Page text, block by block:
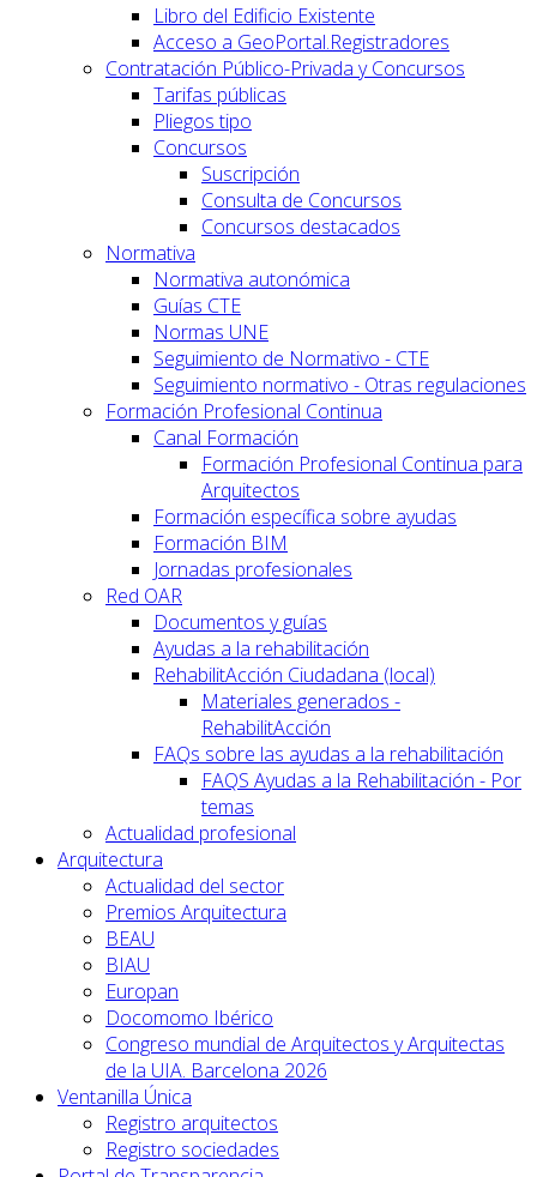
Libro del Edificio Existente
Acceso a GeoPortal.Registradores
Contratación Público-Privada y Concursos
Tarifas públicas
Pliegos tipo
Concursos
Suscripción
Consulta de Concursos
Concursos destacados
Normativa
Normativa autonómica
Guías CTE
Normas UNE
Seguimiento de Normativo - CTE
Seguimiento normativo - Otras regulaciones
Formación Profesional Continua
Canal Formación
Formación Profesional Continua para
Arquitectos
Formación específica sobre ayudas
Formación BIM
Jornadas profesionales
Red OAR
Documentos y guías
Ayudas a la rehabilitación
RehabilitAcción Ciudadana (local)
Materiales generados -
RehabilitAcción
FAQs sobre las ayudas a la rehabilitación
FAQS Ayudas a la Rehabilitación - Por
temas
Actualidad profesional
Arquitectura
Actualidad del sector
Premios Arquitectura
BEAU
BIAU
Europan
Docomomo Ibérico
Congreso mundial de Arquitectos y Arquitectas
de la UIA. Barcelona 2026
Ventanilla Única
Registro arquitectos
Registro sociedades